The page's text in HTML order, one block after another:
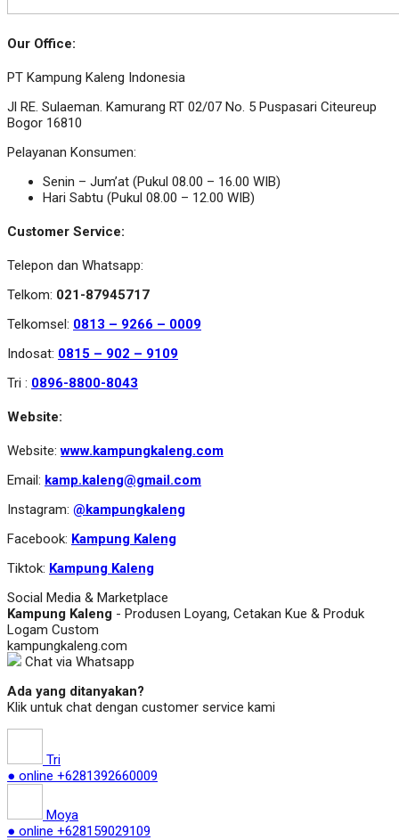
Our Office:
PT Kampung Kaleng Indonesia
Jl RE. Sulaeman. Kamurang RT 02/07 No. 5 Puspasari Citeureup
Bogor 16810
Pelayanan Konsumen:
Senin – Jum’at (Pukul 08.00 – 16.00 WIB)
Hari Sabtu (Pukul 08.00 – 12.00 WIB)
Customer Service:
Telepon dan Whatsapp:
Telkom: 021-87945717
Telkomsel: 0813 – 9266 – 0009
Indosat: 0815 – 902 – 9109
Tri : 0896-8800-8043
Website:
Website:www.kampungkaleng.com
Email: kamp.kaleng@gmail.com
Instagram: @kampungkaleng
Facebook: Kampung Kaleng
Tiktok: Kampung Kaleng
Social Media & Marketplace
Kampung Kaleng - Produsen Loyang, Cetakan Kue & Produk
Logam Custom
kampungkaleng.com
Chat via Whatsapp
Ada yang ditanyakan?
Klik untuk chat dengan customer service kami
Tri
● online +6281392660009
Moya
● online +628159029109